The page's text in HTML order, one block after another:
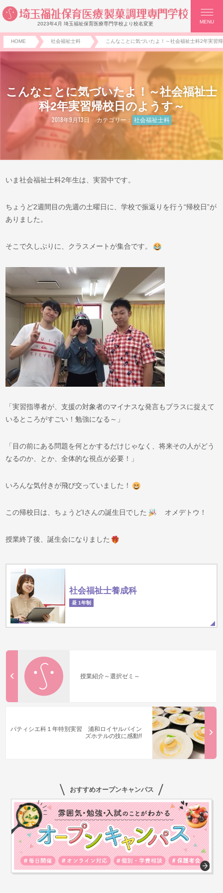
2023年4月 埼玉福祉保育医療専門学校より校名変更 MENU
HOME 社会福祉士科 こんなことに気づいたよ！～社会福祉士科2年実習
こんなことに気づいたよ！～社会福祉士
科2年実習帰校日のようす～
2018年9月13日 カテゴリー： 社会福祉士科
いま社会福祉士科2年生は、実習中です。
ちょうど2週間目の先週の土曜日に、学校で振返りを行う“帰校日”が
ありました。
そこで久しぶりに、クラスメートが集合です。
「実習指導者が、支援の対象者のマイナスな発言もプラスに捉えて
いるところがすごい！勉強になる～」
「目の前にある問題を何とかするだけじゃなく、将来その人がどう
なるのか、とか、全体的な視点が必要！」
いろんな気付きが飛び交っていました！
この帰校日は、ちょうどIさんの誕生日でした オメデトウ！
授業終了後、誕生会になりました
社会福祉士養成科
昼 1年制
授業紹介～選択ゼミ～
パティシエ科１年特別実習 浦和ロイヤルパイン
ズホテルの技に感動!!
おすすめオープンキャンパス